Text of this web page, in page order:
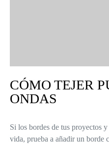
CÓMO TEJER
ONDAS
Si los bordes de tus proyectos
vida, prueba a añadir un borde